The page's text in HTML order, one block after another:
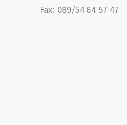
Fax: 089/54 64 57 47